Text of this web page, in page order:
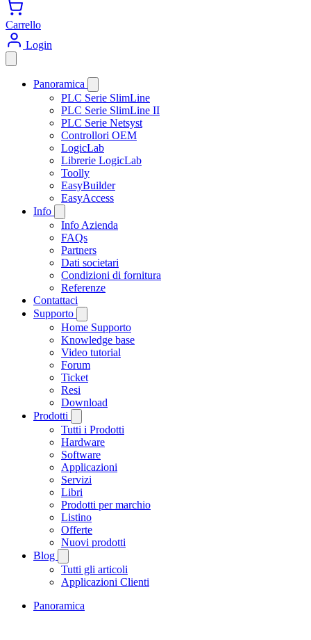
Carrello
Login
Panoramica
PLC Serie SlimLine
PLC Serie SlimLine II
PLC Serie Netsyst
Controllori OEM
LogicLab
Librerie LogicLab
Toolly
EasyBuilder
EasyAccess
Info
Info Azienda
FAQs
Partners
Dati societari
Condizioni di fornitura
Referenze
Contattaci
Supporto
Home Supporto
Knowledge base
Video tutorial
Forum
Ticket
Resi
Download
Prodotti
Tutti i Prodotti
Hardware
Software
Applicazioni
Servizi
Libri
Prodotti per marchio
Listino
Offerte
Nuovi prodotti
Blog
Tutti gli articoli
Applicazioni Clienti
Panoramica